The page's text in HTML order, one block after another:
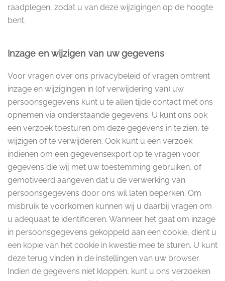
raadplegen, zodat u van deze wijzigingen op de hoogte
bent.
Inzage en wijzigen van uw gegevens
Voor vragen over ons privacybeleid of vragen omtrent
inzage en wijzigingen in (of verwijdering van) uw
persoonsgegevens kunt u te allen tijde contact met ons
opnemen via onderstaande gegevens. U kunt ons ook
een verzoek toesturen om deze gegevens in te zien, te
wijzigen of te verwijderen. Ook kunt u een verzoek
indienen om een gegevensexport op te vragen voor
gegevens die wij met uw toestemming gebruiken, of
gemotiveerd aangeven dat u de verwerking van
persoonsgegevens door ons wil laten beperken. Om
misbruik te voorkomen kunnen wij u daarbij vragen om
u adequaat te identificeren. Wanneer het gaat om inzage
in persoonsgegevens gekoppeld aan een cookie, dient u
een kopie van het cookie in kwestie mee te sturen. U kunt
deze terug vinden in de instellingen van uw browser.
Indien de gegevens niet kloppen, kunt u ons verzoeken